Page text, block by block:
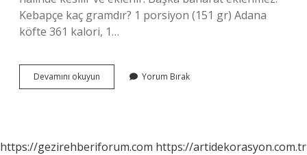
Kebapçe kaç gramdır? 1 porsiyon (151 gr) Adana
köfte 361 kalori, 1…
Devamını okuyun Kebapçe
Içinde
Yorum Bırak
https://gezirehberiforum.com https://artidekorasyon.com.tr